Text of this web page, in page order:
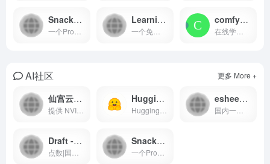
Snackprompt - 生成各种创意文本的工具 Learning Prompt - AI艺术创作学习平台 comfyui-wiki速查手册
在线学习comfyui的百科文档手册
AI社区 更多 More +
仙宫云-云端GPU 租赁 Hugging Face官网 - 自然语言处理（NLP）模型库 - 大规模与训练语言模型 esheep - 一站式的AIGC社区
国内一个AI绘图社区，支持stable diffusion webUI 及comfyUI的运行，提供stable diffusion 各类模型、lora资源下载，可以在线直接进行免费绘图，如果你想要学习Stable diffusion AI 绘图，那么你可以试试这个平台。
Draft - 生成艺术作品的工具 Snackprompt - 生成各种创意文本的工具